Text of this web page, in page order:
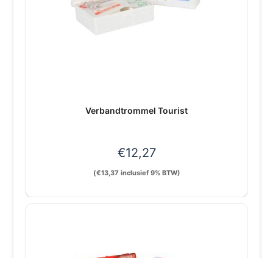
Verbandtrommel Tourist
€12,27
(€13,37 inclusief 9% BTW)